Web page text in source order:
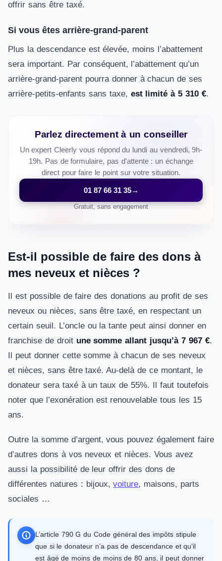
offrir sans être taxé.
Si vous êtes arrière-grand-parent
Plus la descendance est élevée, moins l’abattement
sera important. Par conséquent, l’abattement qu’un
arrière-grand-parent pourra donner à chacun de ses
arrière-petits-enfants sans taxe, est limité à 5 310 €.
Parlez directement à un conseiller
Un expert Cleerly vous répond du lundi au vendredi, 9h-
19h. Pas de formulaire, pas d'attente : un échange
direct pour faire le point sur votre situation.
01 87 66 31 35→
Gratuit, sans engagement
Est-il possible de faire des dons à
mes neveux et nièces ?
Il est possible de faire des donations au profit de ses
neveux ou nièces, sans être taxé, en respectant un
certain seuil. L’oncle ou la tante peut ainsi donner en
franchise de droit une somme allant jusqu’à 7 967 €.
Il peut donner cette somme à chacun de ses neveux
et nièces, sans être taxé. Au-delà de ce montant, le
donateur sera taxé à un taux de 55%. Il faut toutefois
noter que l’exonération est renouvelable tous les 15
ans.
Outre la somme d’argent, vous pouvez également faire
d’autres dons à vos neveux et nièces. Vous avez
aussi la possibilité de leur offrir des dons de
différentes natures : bijoux,voiture, maisons, parts
sociales …
L’article 790 G du Code général des impôts stipule
que si le donateur n’a pas de descendance et qu’il
est âgé de moins de moins de 80 ans, il peut donner